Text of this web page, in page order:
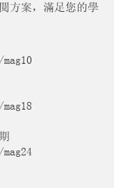
方案，滿足您的學